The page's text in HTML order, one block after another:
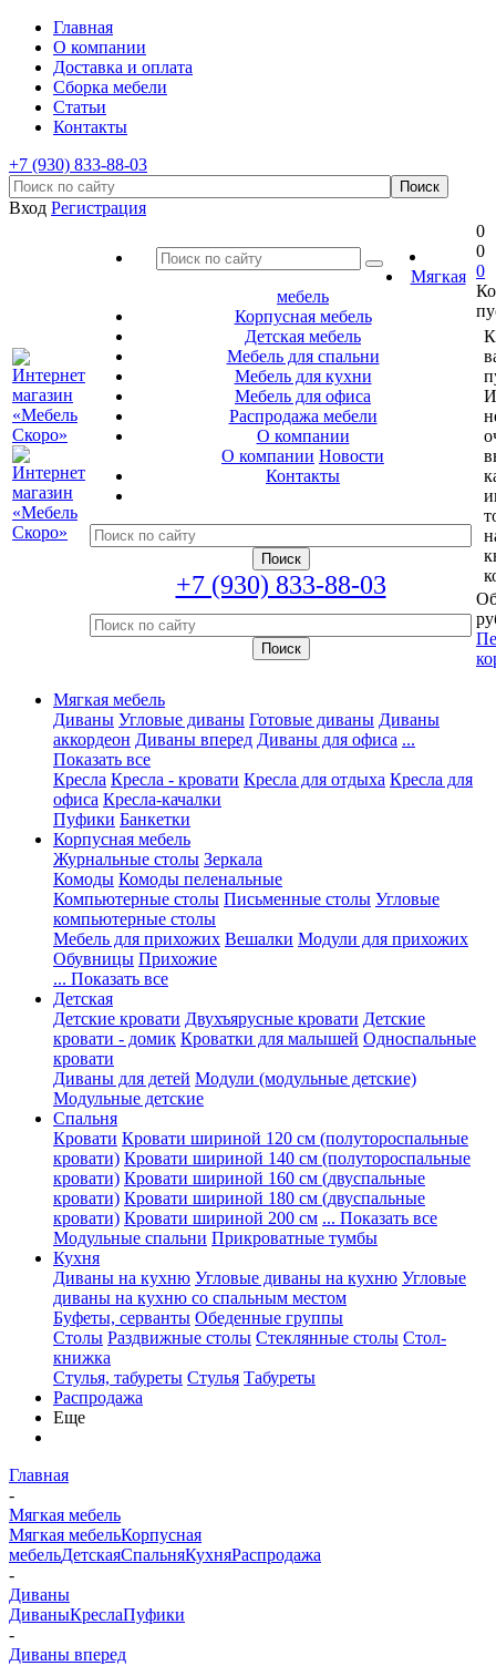
Главная
О компании
Доставка и оплата
Сборка мебели
Статьи
Контакты
+7 (930) 833-88-03
Вход Регистрация
Мягкая
мебель
Корпусная мебель
Детская мебель
Мебель для спальни
Мебель для кухни
Мебель для офиса
Распродажа мебели
О компании
О компании Новости
Контакты
+7 (930) 833-88-03
0
0
0
Мягкая мебель
Диваны Угловые диваны Готовые диваны Диваны
аккордеон Диваны вперед Диваны для офиса ...
Показать все
Кресла Кресла - кровати Кресла для отдыха Кресла для
офиса Кресла-качалки
Пуфики Банкетки
Корпусная мебель
Журнальные столы Зеркала
Комоды Комоды пеленальные
Компьютерные столы Письменные столы Угловые
компьютерные столы
Мебель для прихожих Вешалки Модули для прихожих
Обувницы Прихожие
... Показать все
Детская
Детские кровати Двухъярусные кровати Детские
кровати - домик Кроватки для малышей Односпальные
кровати
Диваны для детей Модули (модульные детские)
Модульные детские
Спальня
Кровати Кровати шириной 120 см (полутороспальные
кровати) Кровати шириной 140 см (полутороспальные
кровати) Кровати шириной 160 см (двуспальные
кровати) Кровати шириной 180 см (двуспальные
кровати) Кровати шириной 200 см ... Показать все
Модульные спальни Прикроватные тумбы
Кухня
Диваны на кухню Угловые диваны на кухню Угловые
диваны на кухню со спальным местом
Буфеты, серванты Обеденные группы
Столы Раздвижные столы Стеклянные столы Стол-
книжка
Стулья, табуреты Стулья Табуреты
Распродажа
Еще
Главная
-
Мягкая мебель
Мягкая мебельКорпусная
мебельДетскаяСпальняКухняРаспродажа
-
Диваны
ДиваныКреслаПуфики
-
Диваны вперед